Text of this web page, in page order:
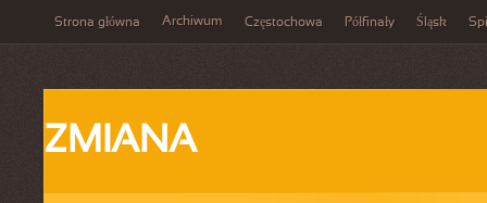
Strona główna Archiwum Częstochowa Półfinały Śląsk
ZMIANA